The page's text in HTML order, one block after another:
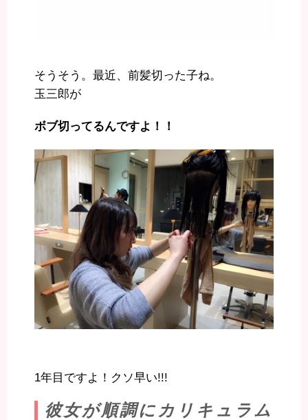
そうそう。最近、前髪切った子ね。
玉三郎が
ボブ切ってるんですよ！！
1年目ですよ！クソ早い!!!
彼女が順調にカリキュラム